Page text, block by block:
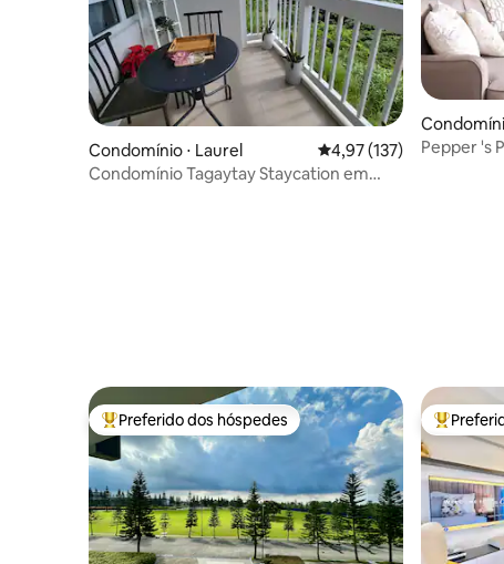
Condomínio ⋅ Laurel 4,97 de uma avaliação
4,97 (137)
Condomínio Tagaytay Staycation em
Pepper 's
Entre os melhores preferidos dos hóspedes
Preferido dos hóspedes Entre os